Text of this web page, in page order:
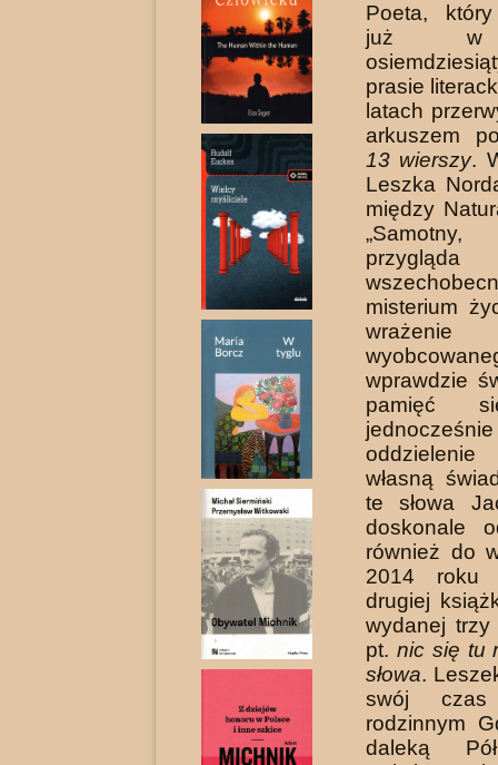
Poeta, który
już w
prasie
latach
arkuszem
13 wierszy.
Leszka
między
„Samotny,
misterium
wrażenie
wprawdzie
pamięć
własną
te słowa
doskonale
również do
2014
drugiej
wydanej
pt. nic się tu
słowa.
swój czas
rodzinnym
daleką